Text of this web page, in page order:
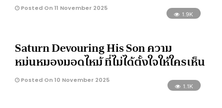
Posted On 11 November 2025
1.9K
Saturn Devouring His Son ความ
หม่นหมองมอดไหม้ ที่ไม่ได้ตั้งใจให้ใครเห็น
Posted On 10 November 2025
1.1K